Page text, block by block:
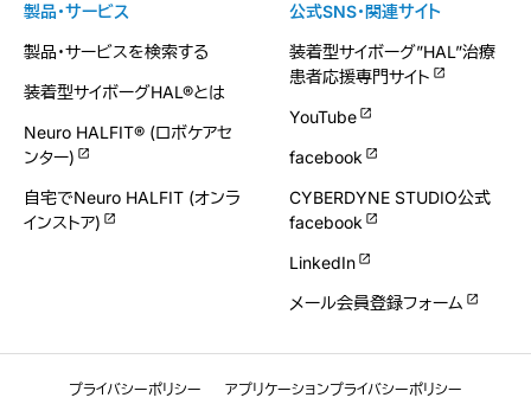
製品・サービス
製品・サービスを検索する
装着型サイボーグHAL®とは
Neuro HALFIT® (ロボケアセ
ンター)
自宅でNeuro HALFIT (オンラ
インストア)
公式SNS・関連サイト
装着型サイボーグ”HAL”治療
患者応援専門サイト
YouTube
facebook
CYBERDYNE STUDIO公式
facebook
LinkedIn
メール会員登録フォーム
プライバシーポリシー アプリケーションプライバシーポリシー